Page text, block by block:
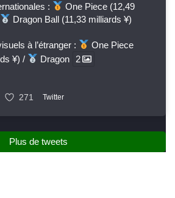
:
One Piece (12,49
Dragon Ball (11,33 milliards ¥)
à l’étranger :
One Piece
¥) /
Dragon 2
271 Twitter
Plus de tweets